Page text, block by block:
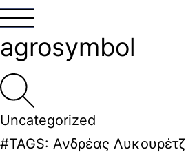
agrosymbol
Uncategorized
#TAGS: Ανδρέας